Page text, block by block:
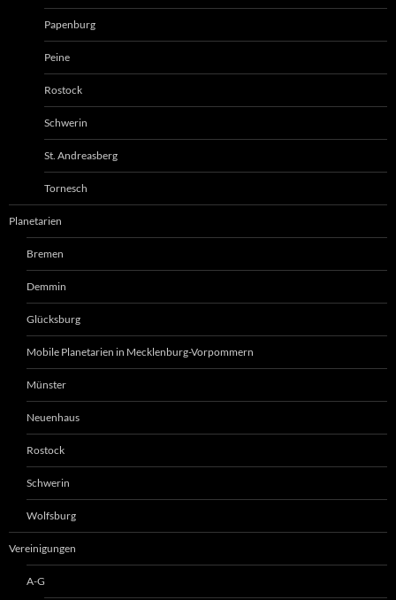
Papenburg
Peine
Rostock
Schwerin
St. Andreasberg
Tornesch
Planetarien
Bremen
Demmin
Glücksburg
Mobile Planetarien in Mecklenburg-Vorpommern
Münster
Neuenhaus
Rostock
Schwerin
Wolfsburg
Vereinigungen
A-G